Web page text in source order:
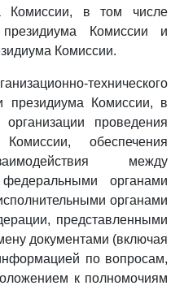
Комиссии, в том числе
Комиссии и
Комиссии.
технического
президиума Комиссии, в
проведения
обеспечения
между
органами
органами
представленными
документами (включая
по вопросам,
к полномочиям